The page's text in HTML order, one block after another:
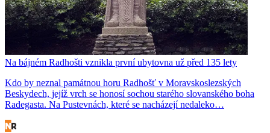
Na bájném Radhošti vznikla první ubytovna už před 135 lety
Kdo by neznal památnou horu Radhošť v Moravskoslezských
Beskydech, jejíž vrch se honosí sochou starého slovanského boha
Radegasta. Na Pustevnách, které se nacházejí nedaleko…